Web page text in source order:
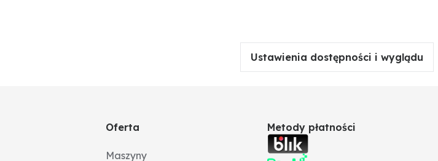
Ustawienia dostępności i wyglądu
Oferta
Maszyny
Metody płatności